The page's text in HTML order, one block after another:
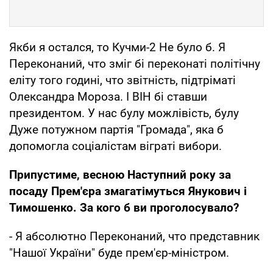
Якби я остался, то Кучми-2 Не було б. Я
Переконаний, что зміг бі переконаті політічну
еліту того годині, что звітність, підтріматі
Олександра Мороза. І ВІН бі ставши
президентом. У нас булу можлівість, булу
Дуже потужном партія "Громада", яка б
допомогла соціалістам віграті вибори.
Припустиме, весною Наступний року за
посаду Прем'єра змагатімуться Янукович і
Тимошенко. За кого б ви проголосувало?
- Я абсолютно Переконаний, что представник
"Нашої України" буде прем'єр-міністром.